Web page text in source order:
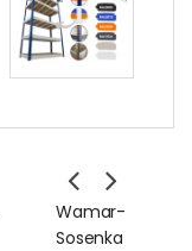
Wamar-
Sosenka